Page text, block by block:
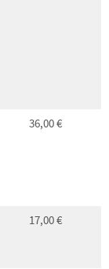
36,00 €
17,00 €